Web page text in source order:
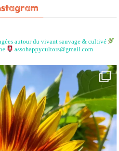
autour du vivant sauvage & cultivé
assohappycultors@gmail.com